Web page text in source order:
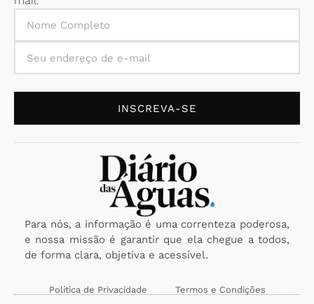
INSCREVA-SE
Para nós, a informação é uma correnteza poderosa,
e nossa missão é garantir que ela chegue a todos,
de forma clara, objetiva e acessível.
Política de Privacidade Termos e Condições